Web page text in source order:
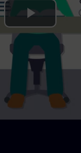
Play
Video